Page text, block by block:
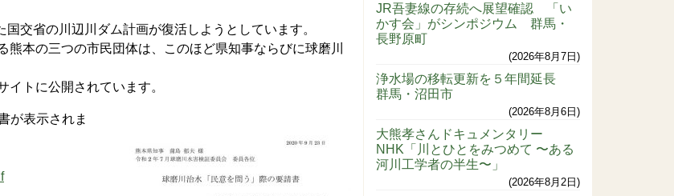
交省の川辺川ダム計画が復活しようとしています。
本の三つの市民団体は、このほど県知事ならびに球磨川
トに公開されています。
が表示されま
JR吾妻線の存続へ展望確認 「い
かす会」がシンポジウム 群馬・
長野原町
2026年8月7日
浄水場の移転更新を５年間延長
群馬・沼田市
2026年8月6日
大熊孝さんドキュメンタリー
NHK「川とひとをみつめて 〜ある
河川工学者の半生〜」
2026年8月2日